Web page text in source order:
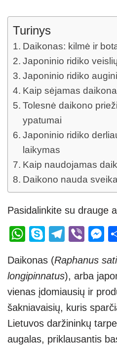
Turinys
Daikonas: kilmė ir
Japoninio ridiko
Japoninio ridiko
Kaip sėjamas
Tolesnė daikono
ypatumai
Japoninio ridiko
laikymas
Kaip naudojamas
Daikono nauda
Pasidalinkite su drauge
W
at
s
A
p
p
S
p
e
T
e
gr
a
m
Vi
er
M
e
n
g
Daikonas (Raphanus
longipinnatus), arba
vienas įdomiausių ir
šakniavaisių, kuris
Lietuvos daržininkų
augalas, priklausantis